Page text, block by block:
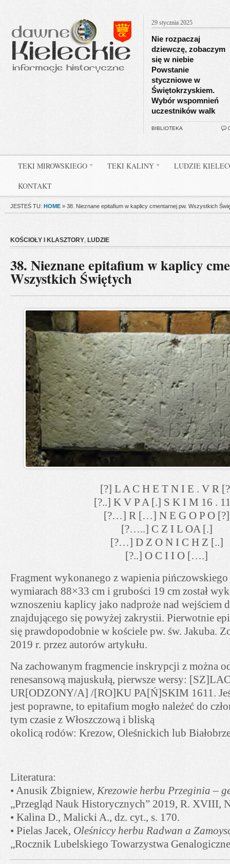
29 stycznia 2025
Nie rozpaczaj
dziewczę, zobaczym
się w niebie
Powstanie
styczniowe w
Świętokrzyskiem.
Wybór wspomnień
uczestników walk
BIBLIOTEKA
TEKI MIROWSKIEGO TEKI KALINY LUDZIE
KONTAKT
JESTEŚ TU: HOME » 38. Nieznane epitafium w kaplicy cmentarnej pw. Wszystkich
KOŚCIOŁY I KLASZTORY, LUDZIE
38. Nieznane epitafium w kaplicy
Wszystkich Świętych
[?] L A C H E T N I E . V R
[?..] K V P A [.] S K I M 16 .
[?…] R […] N E G O P O [?]
[?…..] C Z I L OA [.]
[?…] D Z O N I C H Z [..]
[?..] O C I I O [….]
Fragment wykonanego z wapienia
wymiarach 88×33 cm i grubości 19 cm został
wznoszeniu kaplicy jako nadproże nad wejściem
znajdującego się powyżej zakrystii. Pierwotnie
się prawdopodobnie w kościele pw. św. Jakuba.
2019 r. przez autorów artykułu.
Na zachowanym fragmencie inskrypcji z można
renesansową majuskułą, pierwsze wersy:
UR[ODZONY/A] /[RO]KU PA[Ń]SKIM 1611.
jest poprawne, to epitafium mogło należeć do
tym czasie z Włoszczową i bliską
okolicą rodów: Krezow, Oleśnickich lub
Literatura:
• Anusik Zbigniew, Krezowie herbu Przeginia –
„Przegląd Nauk Historycznych” 2019, R. XVIII,
• Kalina D., Malicki A., dz. cyt., s. 170.
• Pielas Jacek, Oleśniccy herbu Radwan a
„Rocznik Lubelskiego Towarzystwa